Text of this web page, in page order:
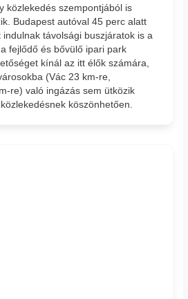
közlekedés szempontjából is
Budapest autóval 45 perc alatt
távolsági buszjáratok is a
fejlődő és bővülő ipari park
kínál az itt élők számára,
(Vác 23 km-re,
re) való ingázás sem ütközik
köszönhetően.